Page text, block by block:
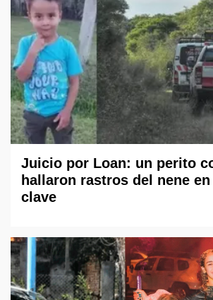
Juicio por Loan: un perito
hallaron rastros del nene
clave